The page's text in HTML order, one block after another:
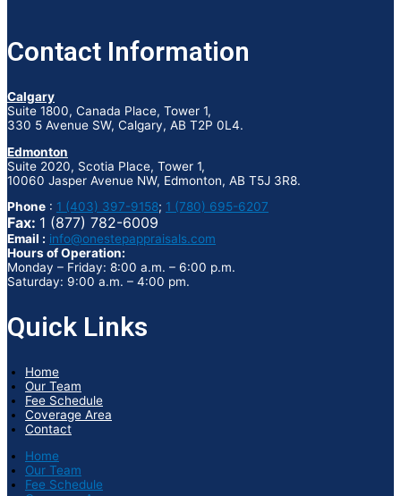
Contact Information
Calgary
Suite 1800, Canada Place, Tower 1,
330 5 Avenue SW, Calgary, AB T2P 0L4.
Edmonton
Suite 2020, Scotia Place, Tower 1,
10060 Jasper Avenue NW, Edmonton, AB T5J 3R8.
Phone : 1 (403) 397-9158; 1 (780) 695-6207
Fax: 1 (877) 782-6009
Email : info@onestepappraisals.com
Hours of Operation:
Monday – Friday: 8:00 a.m. – 6:00 p.m.
Saturday: 9:00 a.m. – 4:00 pm.
Quick Links
Home
Our Team
Fee Schedule
Coverage Area
Contact
Home
Our Team
Fee Schedule